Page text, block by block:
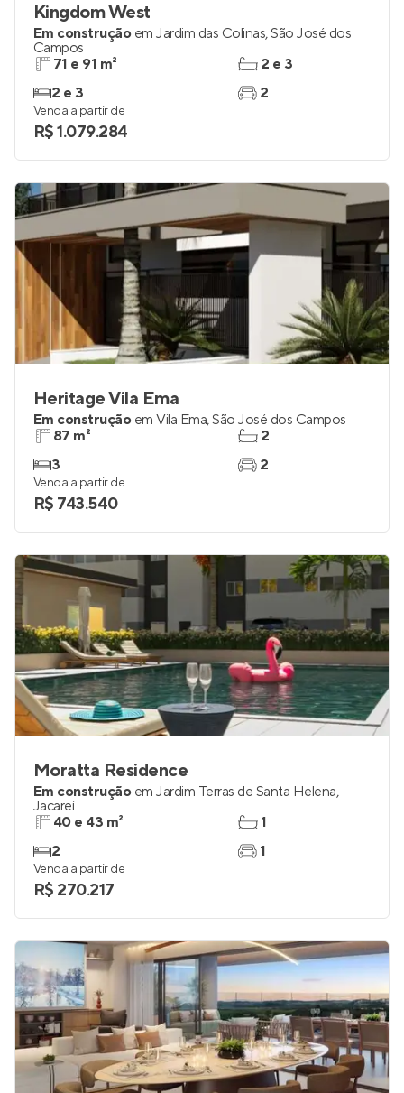
Kingdom West
Em construção em Jardim das Colinas,São José dos
Campos
71 e 91 m²
2 e 3
2 e 3
2
Venda a partir de
R$ 1.079.284
Heritage Vila Ema
Em construção em Vila Ema,São José dos Campos
87 m²
3
2
2
Venda a partir de
R$ 743.540
Moratta Residence
Em construção em Jardim Terras de Santa Helena,
Jacareí
40 e 43 m²
2
1
1
Venda a partir de
R$ 270.217